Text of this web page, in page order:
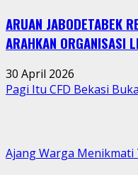
Warga
Jatimurni
di
Tengah
Aktivitas
Perkotaan
ARUAN JABODETABEK
ARAHKAN ORGANISASI
30 April 2026
Pagi Itu CFD Bekasi
Ajang Warga Menikmati